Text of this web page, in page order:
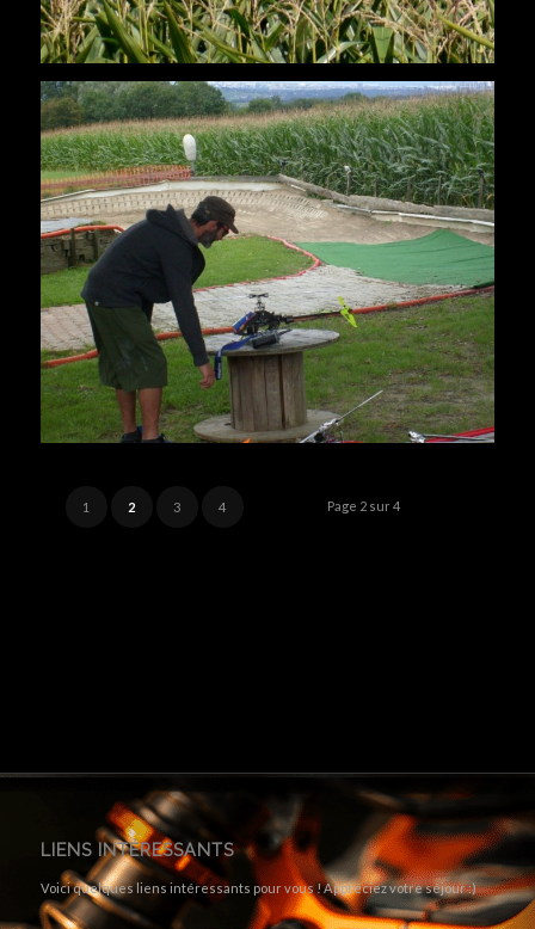
Page 2 sur 4
1 2 3 4
LIENS INTÉRESSANTS
Voici quelques liens intéressants pour vous ! Appréciez votre séjour :)